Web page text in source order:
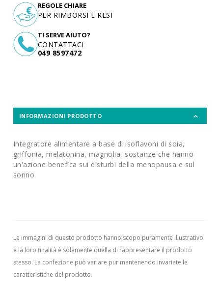
TI SERVE AIUTO?
CONTATTACI
049 8597472
REGOLE CHIARE
PER RIMBORSI E RESI
INFORMAZIONI PRODOTTO
Integratore alimentare a base di isoflavoni di soia,
griffonia, melatonina, magnolia, sostanze che hanno
un'azione benefica sui disturbi della menopausa e sul
sonno.
Le immagini di questo prodotto hanno scopo puramente illustrativo
e la loro finalità è solamente quella di rappresentare il prodotto
stesso. La confezione può variare pur mantenendo invariate le
caratteristiche del prodotto.